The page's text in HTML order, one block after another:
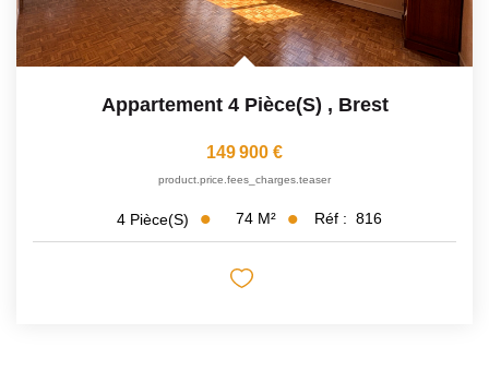
Appartement 4 Pièce(s) , Brest
149 900 €
product.price.fees_charges.teaser
4 Pièce(s) 74 M² Réf : 816